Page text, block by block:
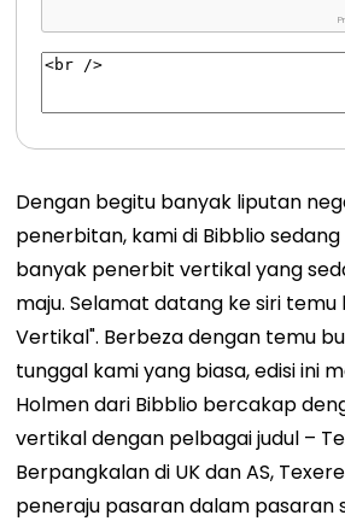
Dengan begitu banyak liputan
penerbitan, kami di Bibblio
banyak penerbit vertikal yang
maju. Selamat datang ke siri temu
Vertikal". Berbeza dengan temu
tunggal kami yang biasa, edisi ini
Holmen dari Bibblio bercakap
vertikal dengan pelbagai judul –
Berpangkalan di UK dan AS,
peneraju pasaran dalam pasaran